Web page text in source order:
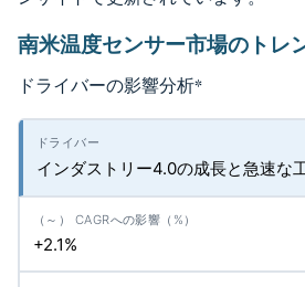
南米温度センサー市場のトレ
ドライバーの影響分析*
インダストリー4.0の成長と急速な
+2.1%